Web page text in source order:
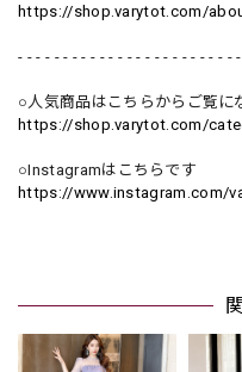
https://shop.varytot.com/
- - - - - - - - - - - - - - - - - - - - - - - -
○人気商品はこちらからご覧に
https://shop.varytot.com/
○Instagramはこちらです
https://www.instagram.com/